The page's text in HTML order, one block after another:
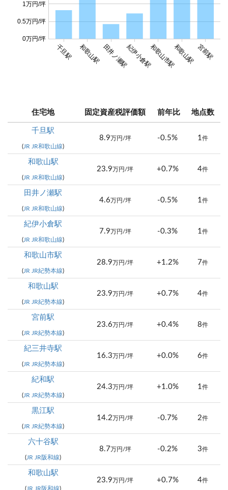
千旦駅 和歌山駅田井ノ瀬駅紀伊小倉駅和歌山市駅和歌山駅宮前駅
0万円/坪
0.5万円/坪
1万円/坪
住宅地 固定資産税評価額 前年比 地点数
千旦駅
(JR JR和歌山線)
8.9 万円/坪 -0.5% 1件
和歌山駅
(JR JR和歌山線)
23.9 万円/坪 +0.7% 4件
田井ノ瀬駅
(JR JR和歌山線)
4.6 万円/坪 -0.5% 1件
紀伊小倉駅
(JR JR和歌山線)
7.9 万円/坪 -0.3% 1件
和歌山市駅
(JR JR紀勢本線)
28.9 万円/坪 +1.2% 7件
和歌山駅
(JR JR紀勢本線)
23.9 万円/坪 +0.7% 4件
宮前駅
(JR JR紀勢本線)
23.6 万円/坪 +0.4% 8件
紀三井寺駅
(JR JR紀勢本線)
16.3 万円/坪 +0.0% 6件
紀和駅
(JR JR紀勢本線)
24.3 万円/坪 +1.0% 1件
黒江駅
(JR JR紀勢本線)
14.2 万円/坪 -0.7% 2件
六十谷駅
(JR JR阪和線)
8.7 万円/坪 -0.2% 3件
和歌山駅
(JR JR阪和線)
23.9 万円/坪 +0.7% 4件